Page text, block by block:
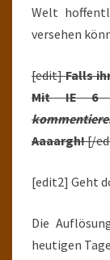
Welt
versehen
[edit]Falls
Mit IE 6
Aaaargh![/
[edit2] Geht
Die
heutigen